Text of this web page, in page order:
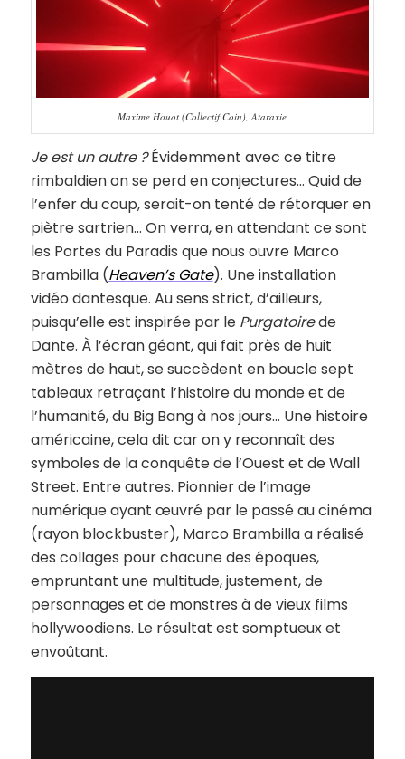
Maxime Houot (Collectif Coin), Ataraxie
Je est un autre ?Évidemment avec ce titre
rimbaldien on se perd en conjectures… Quid de
l’enfer du coup, serait-on tenté de rétorquer en
piètre sartrien… On verra, en attendant ce sont
les Portes du Paradis que nous ouvre Marco
Brambilla (Heaven’s Gate). Une installation
vidéo dantesque. Au sens strict, d’ailleurs,
puisqu’elle est inspirée par le Purgatoirede
Dante. À l’écran géant, qui fait près de huit
mètres de haut, se succèdent en boucle sept
tableaux retraçant l’histoire du monde et de
l’humanité, du Big Bang à nos jours… Une histoire
américaine, cela dit car on y reconnaît des
symboles de la conquête de l’Ouest et de Wall
Street. Entre autres. Pionnier de l’image
numérique ayant œuvré par le passé au cinéma
(rayon blockbuster), Marco Brambilla a réalisé
des collages pour chacune des époques,
empruntant une multitude, justement, de
personnages et de monstres à de vieux films
hollywoodiens. Le résultat est somptueux et
envoûtant.